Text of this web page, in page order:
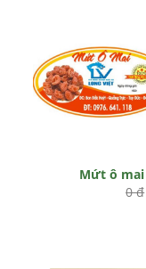
Mứt ô mai
0 đ